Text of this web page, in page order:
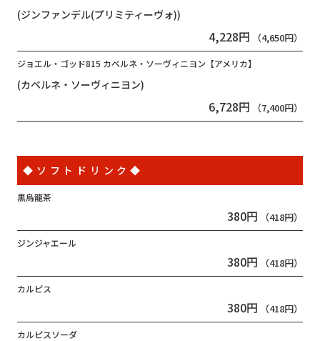
(ジンファンデル(プリミティーヴォ))
4,228円 （4,650円）
ジョエル・ゴッド815 カベルネ・ソーヴィニヨン【アメリカ】
(カベルネ・ソーヴィニヨン)
6,728円 （7,400円）
◆ソフトドリンク◆
黒烏龍茶
380円 （418円）
ジンジャエール
380円 （418円）
カルピス
380円 （418円）
カルピスソーダ